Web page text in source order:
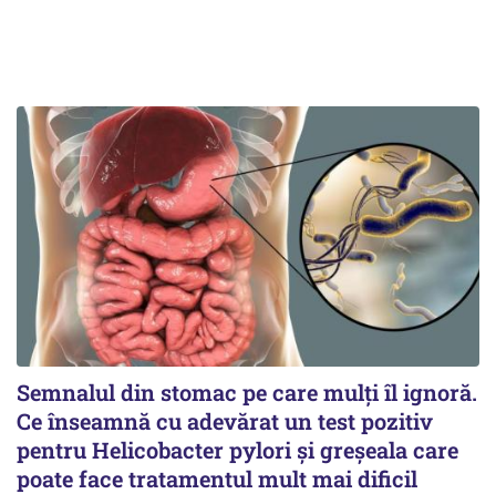
Semnalul din stomac pe care mulți îl ignoră.
Ce înseamnă cu adevărat un test pozitiv
pentru Helicobacter pylori și greșeala care
poate face tratamentul mult mai dificil